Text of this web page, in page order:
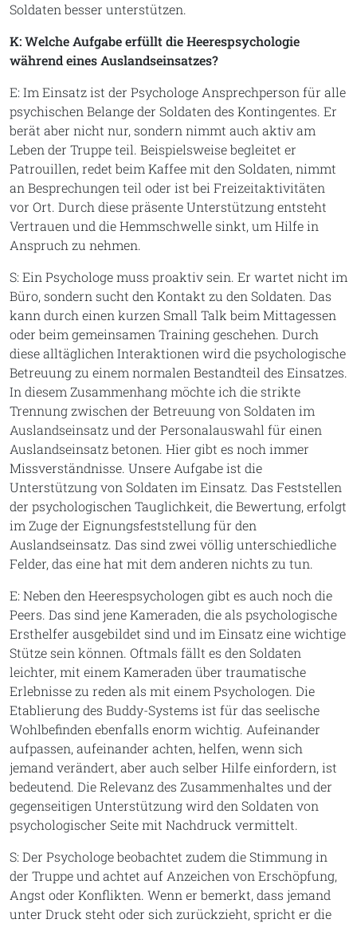
Soldaten besser unterstützen.
K: Welche Aufgabe erfüllt die Heerespsychologie
während eines Auslandseinsatzes?
E: Im Einsatz ist der Psychologe Ansprechperson für alle
psychischen Belange der Soldaten des Kontingentes. Er
berät aber nicht nur, sondern nimmt auch aktiv am
Leben der Truppe teil. Beispielsweise begleitet er
Patrouillen, redet beim Kaffee mit den Soldaten, nimmt
an Besprechungen teil oder ist bei Freizeitaktivitäten
vor Ort. Durch diese präsente Unterstützung entsteht
Vertrauen und die Hemmschwelle sinkt, um Hilfe in
Anspruch zu nehmen.
S: Ein Psychologe muss proaktiv sein. Er wartet nicht im
Büro, sondern sucht den Kontakt zu den Soldaten. Das
kann durch einen kurzen Small Talk beim Mittagessen
oder beim gemeinsamen Training geschehen. Durch
diese alltäglichen Interaktionen wird die psychologische
Betreuung zu einem normalen Bestandteil des Einsatzes.
In diesem Zusammenhang möchte ich die strikte
Trennung zwischen der Betreuung von Soldaten im
Auslandseinsatz und der Personalauswahl für einen
Auslandseinsatz betonen. Hier gibt es noch immer
Missverständnisse. Unsere Aufgabe ist die
Unterstützung von Soldaten im Einsatz. Das Feststellen
der psychologischen Tauglichkeit, die Bewertung, erfolgt
im Zuge der Eignungsfeststellung für den
Auslandseinsatz. Das sind zwei völlig unterschiedliche
Felder, das eine hat mit dem anderen nichts zu tun.
E: Neben den Heerespsychologen gibt es auch noch die
Peers. Das sind jene Kameraden, die als psychologische
Ersthelfer ausgebildet sind und im Einsatz eine wichtige
Stütze sein können. Oftmals fällt es den Soldaten
leichter, mit einem Kameraden über traumatische
Erlebnisse zu reden als mit einem Psychologen. Die
Etablierung des Buddy-Systems ist für das seelische
Wohlbefinden ebenfalls enorm wichtig. Aufeinander
aufpassen, aufeinander achten, helfen, wenn sich
jemand verändert, aber auch selber Hilfe einfordern, ist
bedeutend. Die Relevanz des Zusammenhaltes und der
gegenseitigen Unterstützung wird den Soldaten von
psychologischer Seite mit Nachdruck vermittelt.
S: Der Psychologe beobachtet zudem die Stimmung in
der Truppe und achtet auf Anzeichen von Erschöpfung,
Angst oder Konflikten. Wenn er bemerkt, dass jemand
unter Druck steht oder sich zurückzieht, spricht er die